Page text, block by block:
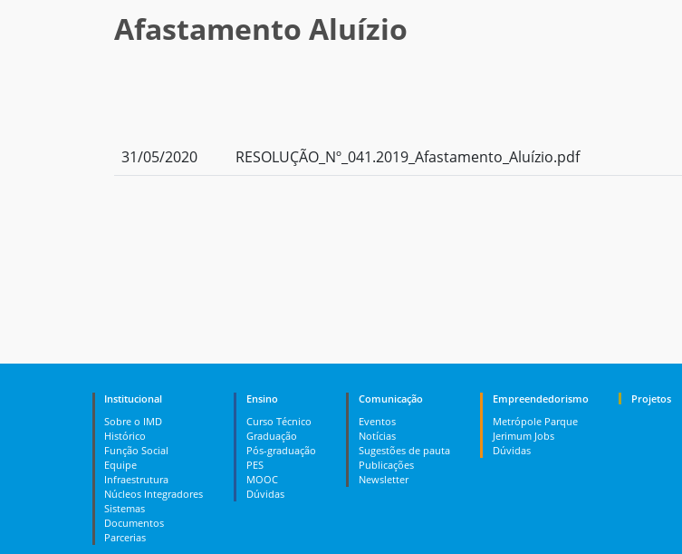
Afastamento Aluízio
31/05/2020 RESOLUÇÃO_Nº_041.2019_Afastamento_Aluízio.pdf
Institucional
Sobre o IMD
Histórico
Função Social
Equipe
Infraestrutura
Núcleos Integradores
Sistemas
Documentos
Parcerias
Ensino
Curso Técnico
Graduação
Pós-graduação
PES
MOOC
Dúvidas
Comunicação
Eventos
Notícias
Sugestões de pauta
Publicações
Newsletter
Empreendedorismo
Metrópole Parque
Jerimum Jobs
Dúvidas
Projetos